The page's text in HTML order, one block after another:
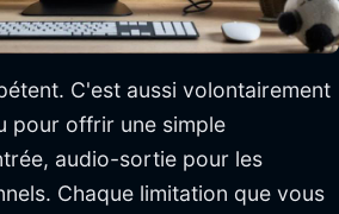
C'est aussi volontairement
pour offrir une simple
audio-sortie pour les
Chaque limitation que vous